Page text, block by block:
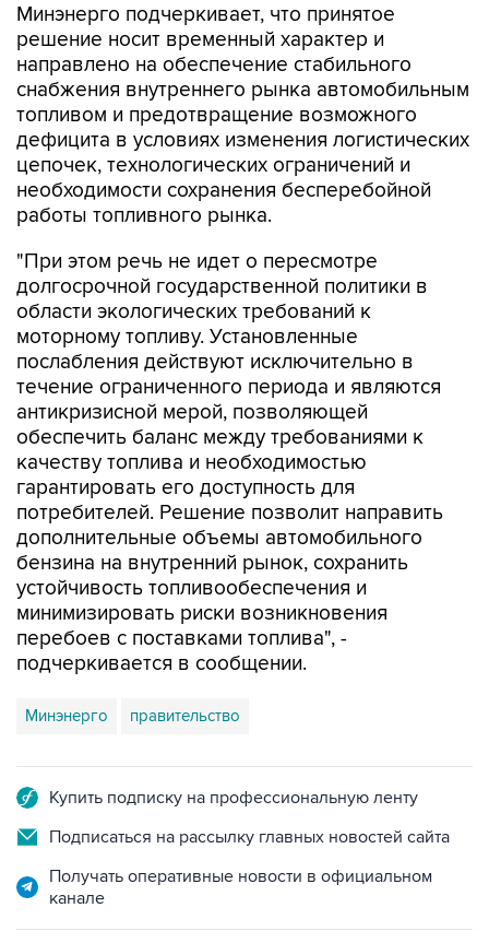
Минэнерго подчеркивает, что принятое
решение носит временный характер и
направлено на обеспечение стабильного
снабжения внутреннего рынка автомобильным
топливом и предотвращение возможного
дефицита в условиях изменения логистических
цепочек, технологических ограничений и
необходимости сохранения бесперебойной
работы топливного рынка.
"При этом речь не идет о пересмотре
долгосрочной государственной политики в
области экологических требований к
моторному топливу. Установленные
послабления действуют исключительно в
течение ограниченного периода и являются
антикризисной мерой, позволяющей
обеспечить баланс между требованиями к
качеству топлива и необходимостью
гарантировать его доступность для
потребителей. Решение позволит направить
дополнительные объемы автомобильного
бензина на внутренний рынок, сохранить
устойчивость топливообеспечения и
минимизировать риски возникновения
перебоев с поставками топлива", -
подчеркивается в сообщении.
Минэнерго правительство
Купить подписку на профессиональную ленту
Подписаться на рассылку главных новостей сайта
Получать оперативные новости в официальном
канале